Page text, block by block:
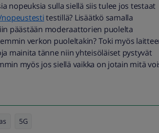
nopeuksia sulla siellä siis tulee jos testaat
testillä? Lisäätkö samalla
päästään moderaattorien puolelta
verkon puoleltakin? Toki myös
mainita tänne niin yhteisöläiset pystyvät
myös jos siellä vaikka on jotain mitä
5G